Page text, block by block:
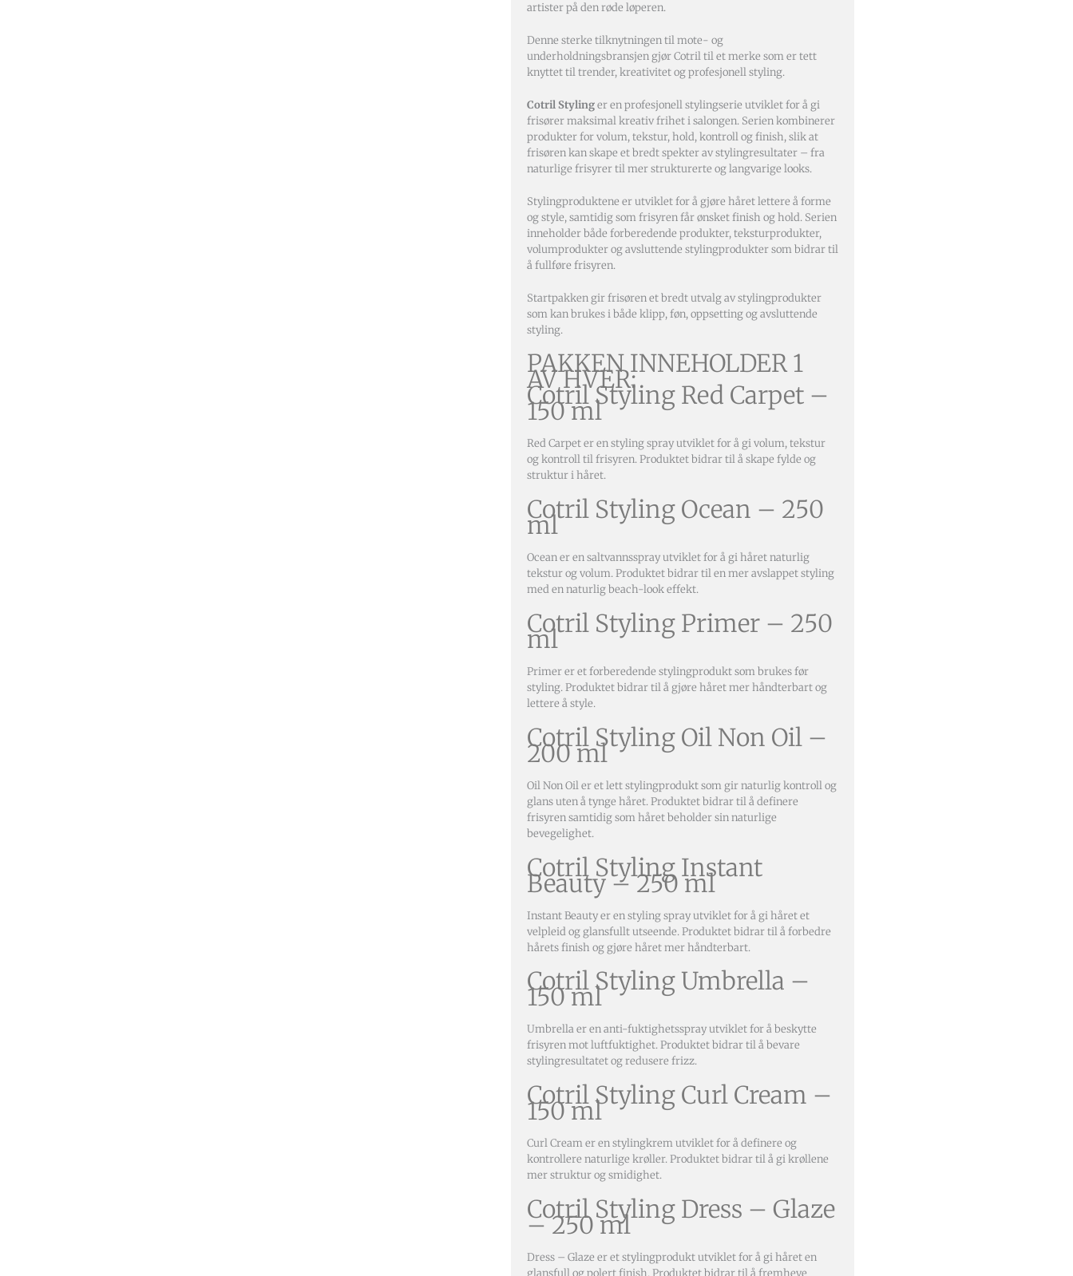
artister på den røde løperen.
Denne sterke tilknytningen til mote- og
underholdningsbransjen gjør Cotril til et merke som er tett
knyttet til trender, kreativitet og profesjonell styling.
Cotril Stylinger en profesjonell stylingserie utviklet for å gi
frisører maksimal kreativ frihet i salongen. Serien kombinerer
produkter for volum, tekstur, hold, kontroll og finish, slik at
frisøren kan skape et bredt spekter av stylingresultater – fra
naturlige frisyrer til mer strukturerte og langvarige looks.
Stylingproduktene er utviklet for å gjøre håret lettere å forme
og style, samtidig som frisyren får ønsket finish og hold. Serien
inneholder både forberedende produkter, teksturprodukter,
volumprodukter og avsluttende stylingprodukter som bidrar til
å fullføre frisyren.
Startpakken gir frisøren et bredt utvalg av stylingprodukter
som kan brukes i både klipp, føn, oppsetting og avsluttende
styling.
PAKKEN INNEHOLDER 1
AV HVER:
Cotril Styling Red Carpet –
150 ml
Red Carpet er en styling spray utviklet for å gi volum, tekstur
og kontroll til frisyren. Produktet bidrar til å skape fylde og
struktur i håret.
Cotril Styling Ocean – 250
ml
Ocean er en saltvannsspray utviklet for å gi håret naturlig
tekstur og volum. Produktet bidrar til en mer avslappet styling
med en naturlig beach-look effekt.
Cotril Styling Primer – 250
ml
Primer er et forberedende stylingprodukt som brukes før
styling. Produktet bidrar til å gjøre håret mer håndterbart og
lettere å style.
Cotril Styling Oil Non Oil –
200 ml
Oil Non Oil er et lett stylingprodukt som gir naturlig kontroll og
glans uten å tynge håret. Produktet bidrar til å definere
frisyren samtidig som håret beholder sin naturlige
bevegelighet.
Cotril Styling Instant
Beauty – 250 ml
Instant Beauty er en styling spray utviklet for å gi håret et
velpleid og glansfullt utseende. Produktet bidrar til å forbedre
hårets finish og gjøre håret mer håndterbart.
Cotril Styling Umbrella –
150 ml
Umbrella er en anti-fuktighetsspray utviklet for å beskytte
frisyren mot luftfuktighet. Produktet bidrar til å bevare
stylingresultatet og redusere frizz.
Cotril Styling Curl Cream –
150 ml
Curl Cream er en stylingkrem utviklet for å definere og
kontrollere naturlige krøller. Produktet bidrar til å gi krøllene
mer struktur og smidighet.
Cotril Styling Dress – Glaze
– 250 ml
Dress – Glaze er et stylingprodukt utviklet for å gi håret en
glansfull og polert finish. Produktet bidrar til å fremheve